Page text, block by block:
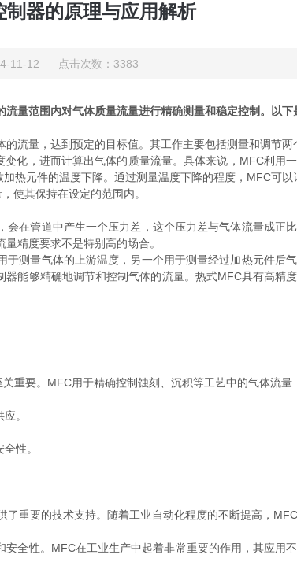
制器的原理与应用解析
11-12 点击次数：3383
量范围内对气体质量流量进行精确测量和稳定控制。以下
量，达到预定的目标值。其工作主要包括测量和调节两
，进而计算出气体的质量流量。具体来说，MFC利用
热元件的温度下降。通过测量温度下降的程度，MFC可以
其保持在设定的范围内。
管道中产生一个压力差，这个压力差与气体流量成正
精度要求不是特别高的场合。
量气体的上游温度，另一个用于测量经过加热元件后
能够精确地调节和控制气体的流量。热式MFC具有高精
要。MFC用于精确控制蚀刻、沉积等工艺中的气体流量
。
性。
要的技术支持。随着工业自动化程度的不断提高，
性。MFC在工业生产中起着非常重要的作用，其应用